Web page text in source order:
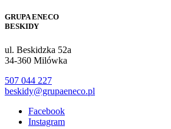
GRUPA ENECO
BESKIDY
ul. Beskidzka 52a
34-360 Milówka
507 044 227
beskidy@grupaeneco.pl
Facebook
Instagram